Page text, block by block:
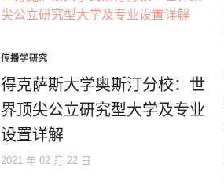
传播学研究
得克萨斯大学奥斯汀分校：世
界顶尖公立研究型大学及专业
设置详解
2021 年 02 月 22 日